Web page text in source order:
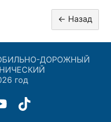
ДОРОЖНЫЙ
год